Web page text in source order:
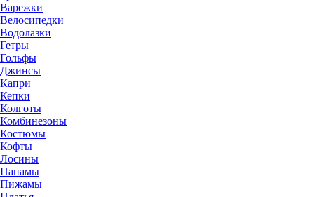
Варежки
Велосипедки
Водолазки
Гетры
Гольфы
Джинсы
Капри
Кепки
Колготы
Комбинезоны
Костюмы
Кофты
Лосины
Панамы
Пижамы